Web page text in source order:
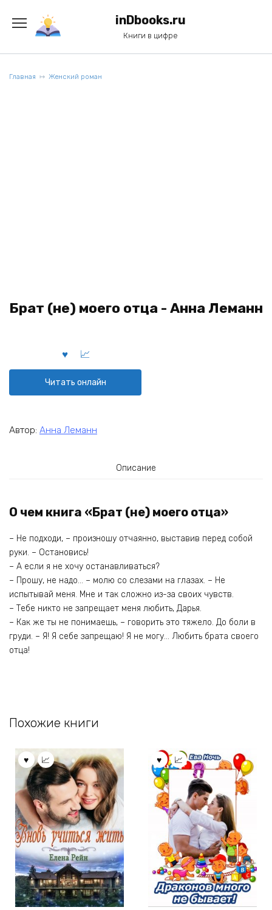
содержанию
inDbooks.ru
Книги в цифре
Главная Женский роман
Брат (не) моего отца - Анна Леманн
Читать онлайн
Автор: Анна Леманн
Описание
О чем книга «Брат (не) моего отца»
– Не подходи, – произношу отчаянно, выставив перед собой
руки. – Остановись!
– А если я не хочу останавливаться?
– Прошу, не надо… – молю со слезами на глазах. – Не
испытывай меня. Мне и так сложно из-за своих чувств.
– Тебе никто не запрещает меня любить, Дарья.
– Как же ты не понимаешь, – говорить это тяжело. До боли в
груди. – Я! Я себе запрещаю! Я не могу… Любить брата своего
отца!
Похожие книги